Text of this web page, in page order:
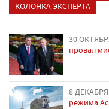
КОЛОНКА ЭКСПЕРТА
30
провал
8
режима